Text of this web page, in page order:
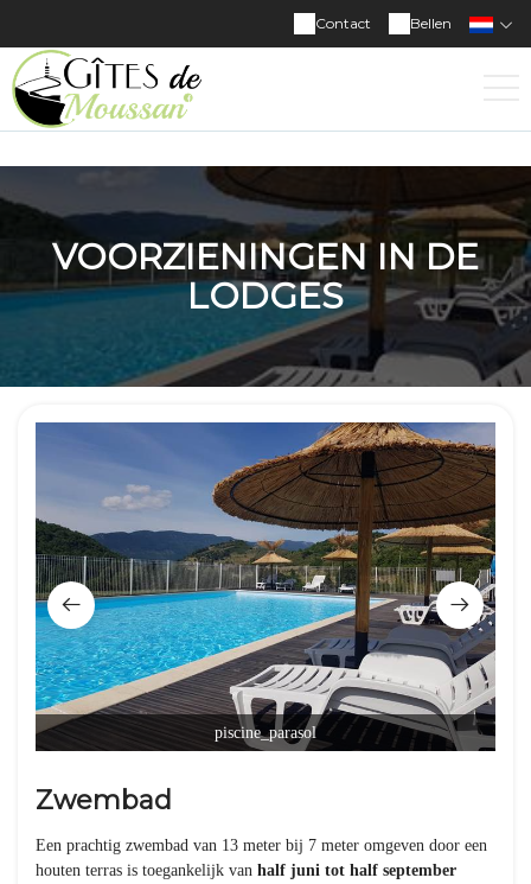
Bellen
Contact
VOORZIENINGEN IN DE
LODGES
piscine_parasol
Zwembad
Een prachtig zwembad van 13 meter bij 7 meter omgeven door een
houten terras is toegankelijk van half juni tot half september